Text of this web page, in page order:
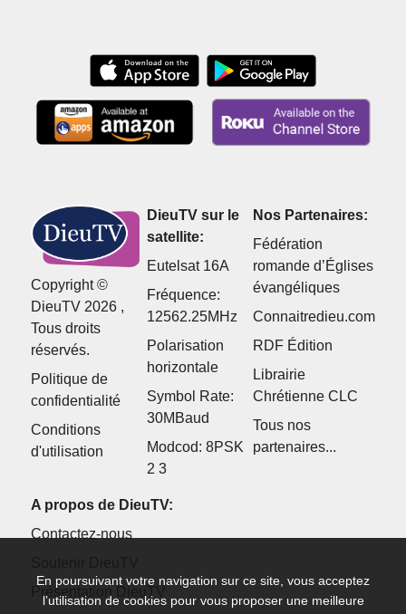
Copyright ©
DieuTV 2026 ,
Tous droits
réservés.
Politique de
confidentialité
Conditions
d'utilisation
DieuTV sur le
satellite:
Eutelsat 16A
Fréquence:
12562.25MHz
Polarisation
horizontale
Symbol Rate:
30MBaud
Modcod: 8PSK
2 3
Nos Partenaires:
Fédération
romande d’Églises
évangéliques
Connaitredieu.com
RDF Édition
Librairie
Chrétienne CLC
Tous nos
partenaires...
A propos de DieuTV:
Contactez-nous
Présentation DieuTV
En poursuivant votre navigation sur ce site, vous acceptez
l’utilisation de cookies pour vous proposer une meilleure